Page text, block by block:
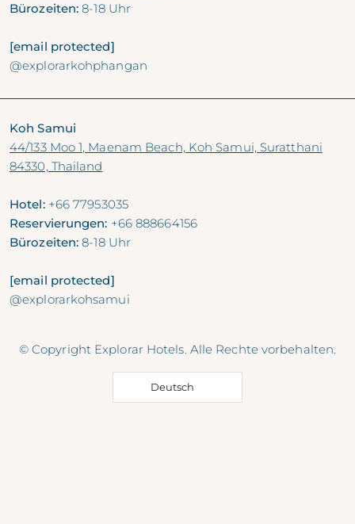
Bürozeiten: 8-18 Uhr
[email protected]
@explorarkohphangan
Koh Samui
44/133 Moo 1, Maenam Beach, Koh Samui, Suratthani
84330, Thailand
Hotel: +66 77953035
Reservierungen: +66 888664156
Bürozeiten: 8-18 Uhr
[email protected]
@explorarkohsamui
© Copyright Explorar Hotels. Alle Rechte vorbehalten.
Deutsch